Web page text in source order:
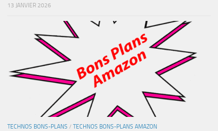
13 JANVIER 2026
TECHNOS BONS-PLANS / TECHNOS BONS-PLANS AMAZON